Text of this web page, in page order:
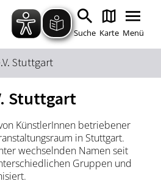
Zum Hauptinhalt springen
Zur Suche springen
Zur Hauptnavigation
Zum Footer springen
Suche Karte Menü
Tickets
Übernachtung
Stuttgart
Stuttgart
KünstlerInnen betriebener
in Stuttgart.
wechselnden Namen seit
Gruppen und